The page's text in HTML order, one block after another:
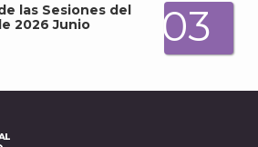
las Sesiones del
2026 Junio
03